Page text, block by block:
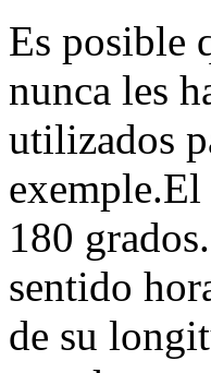
Es posible
nunca les
utilizados
exemple.El
180
sentido
de su